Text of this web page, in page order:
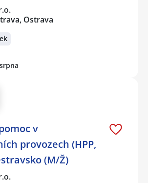
Ostrava
v
provozech (HPP,
(M/Ž)